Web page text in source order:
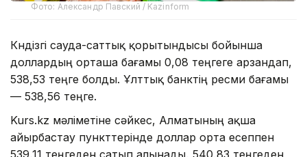
Фото: Александр Павский / Kazinform
Күндізгі сауда-саттық қорытындысы бойынша
доллардың орташа бағамы 0,08 теңгеге арзандап,
538,53 теңге болды. Ұлттық банктің ресми бағамы
— 538,56 теңге.
Kurs.kz мәліметіне сәйкес, Алматының ақша
айырбастау пункттерінде доллар орта есеппен
539,11 теңгеден сатып алынады, 540,83 теңгеден